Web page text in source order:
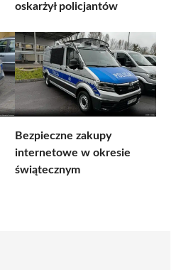
oskarżył policjantów
Bezpieczne zakupy
internetowe w okresie
świątecznym